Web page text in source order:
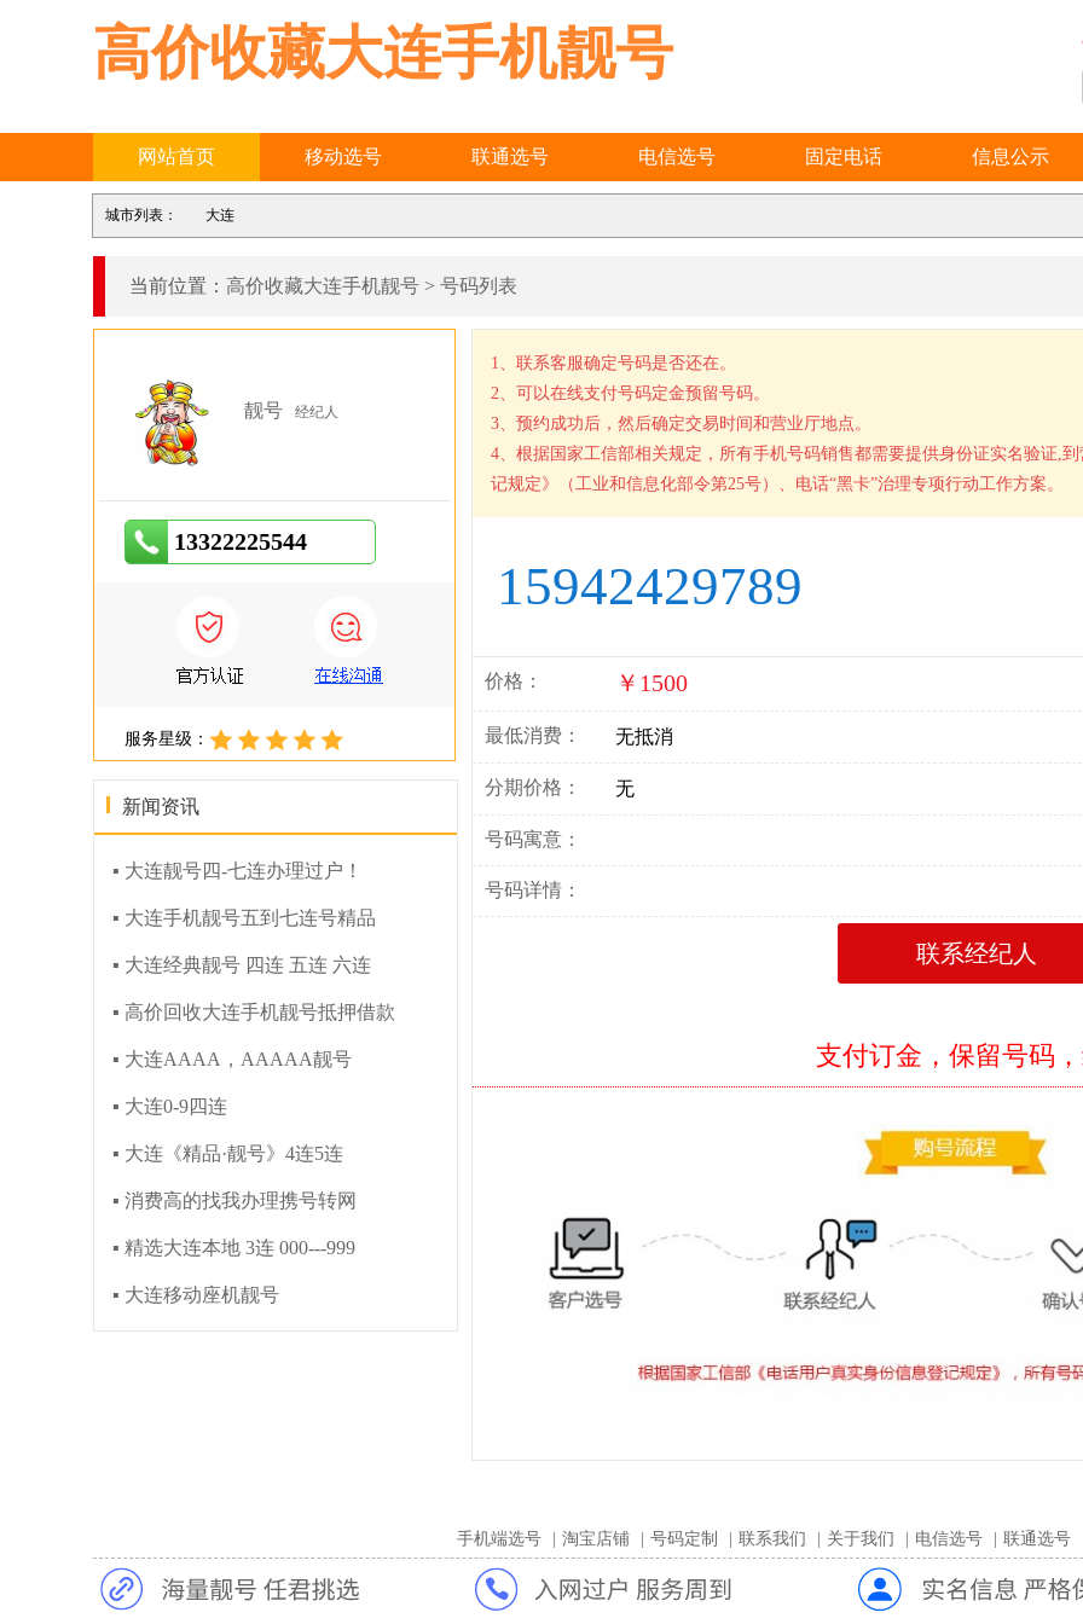
高价收藏大连手机靓号
网站首页 移动选号 联通选号 电信选号 固定电话 信息公示
城市列表： 大连
当前位置： 高价收藏大连手机靓号 > 号码列表
1、联系客服确定号码是否还在。
2、可以在线支付号码定金预留号码。
3、预约成功后，然后确定交易时间和营业厅地点。
4、根据国家工信部相关规定，所有手机号码销售都需要提供身份证实名验证,
记规定》（工业和信息化部令第25号）、电话“黑卡”治理专项行动工作方案。
15942429789
价格： ￥1500
最低消费： 无抵消
分期价格： 无
号码寓意：
号码详情：
联系经纪人
支付订金，保留号码
靓号 经纪人
13322225544
服务星级：
新闻资讯
▪ 大连靓号四-七连办理过户！
▪ 大连手机靓号五到七连号精品
▪ 大连经典靓号 四连 五连 六连
▪ 高价回收大连手机靓号抵押借款
▪ 大连AAAA，AAAAA靓号
▪ 大连0-9四连
▪ 大连《精品·靓号》4连5连
▪ 消费高的找我办理携号转网
▪ 精选大连本地 3连 000---999
▪ 大连移动座机靓号
手机端选号 淘宝店铺 号码定制 联系我们 关于我们 电信选号 联通选号